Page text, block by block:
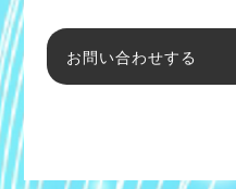
お問い合わせする